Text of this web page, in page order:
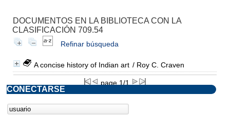
DOCUMENTOS EN LA BIBLIOTECA CON LA
CLASIFICACIÓN 709.54
Refinar búsqueda
A concise history of Indian art / Roy C. Craven
page 1/1
CONECTARSE